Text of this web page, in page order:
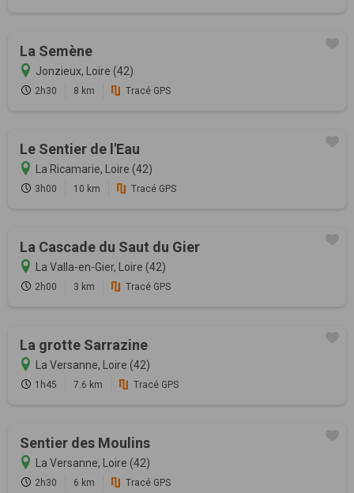
La Semène
Jonzieux, Loire (42)
2h30 8 km Tracé GPS
Le Sentier de l'Eau
La Ricamarie, Loire (42)
3h00 10 km Tracé GPS
La Cascade du Saut du Gier
La Valla-en-Gier, Loire (42)
2h00 3 km Tracé GPS
La grotte Sarrazine
La Versanne, Loire (42)
1h45 7.6 km Tracé GPS
Sentier des Moulins
La Versanne, Loire (42)
2h30 6 km Tracé GPS